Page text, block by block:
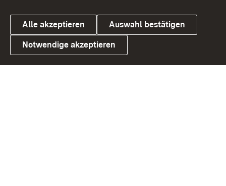
Link zum Landesportal
Alle akzeptieren Auswahl bestätigen
Notwendige akzeptieren